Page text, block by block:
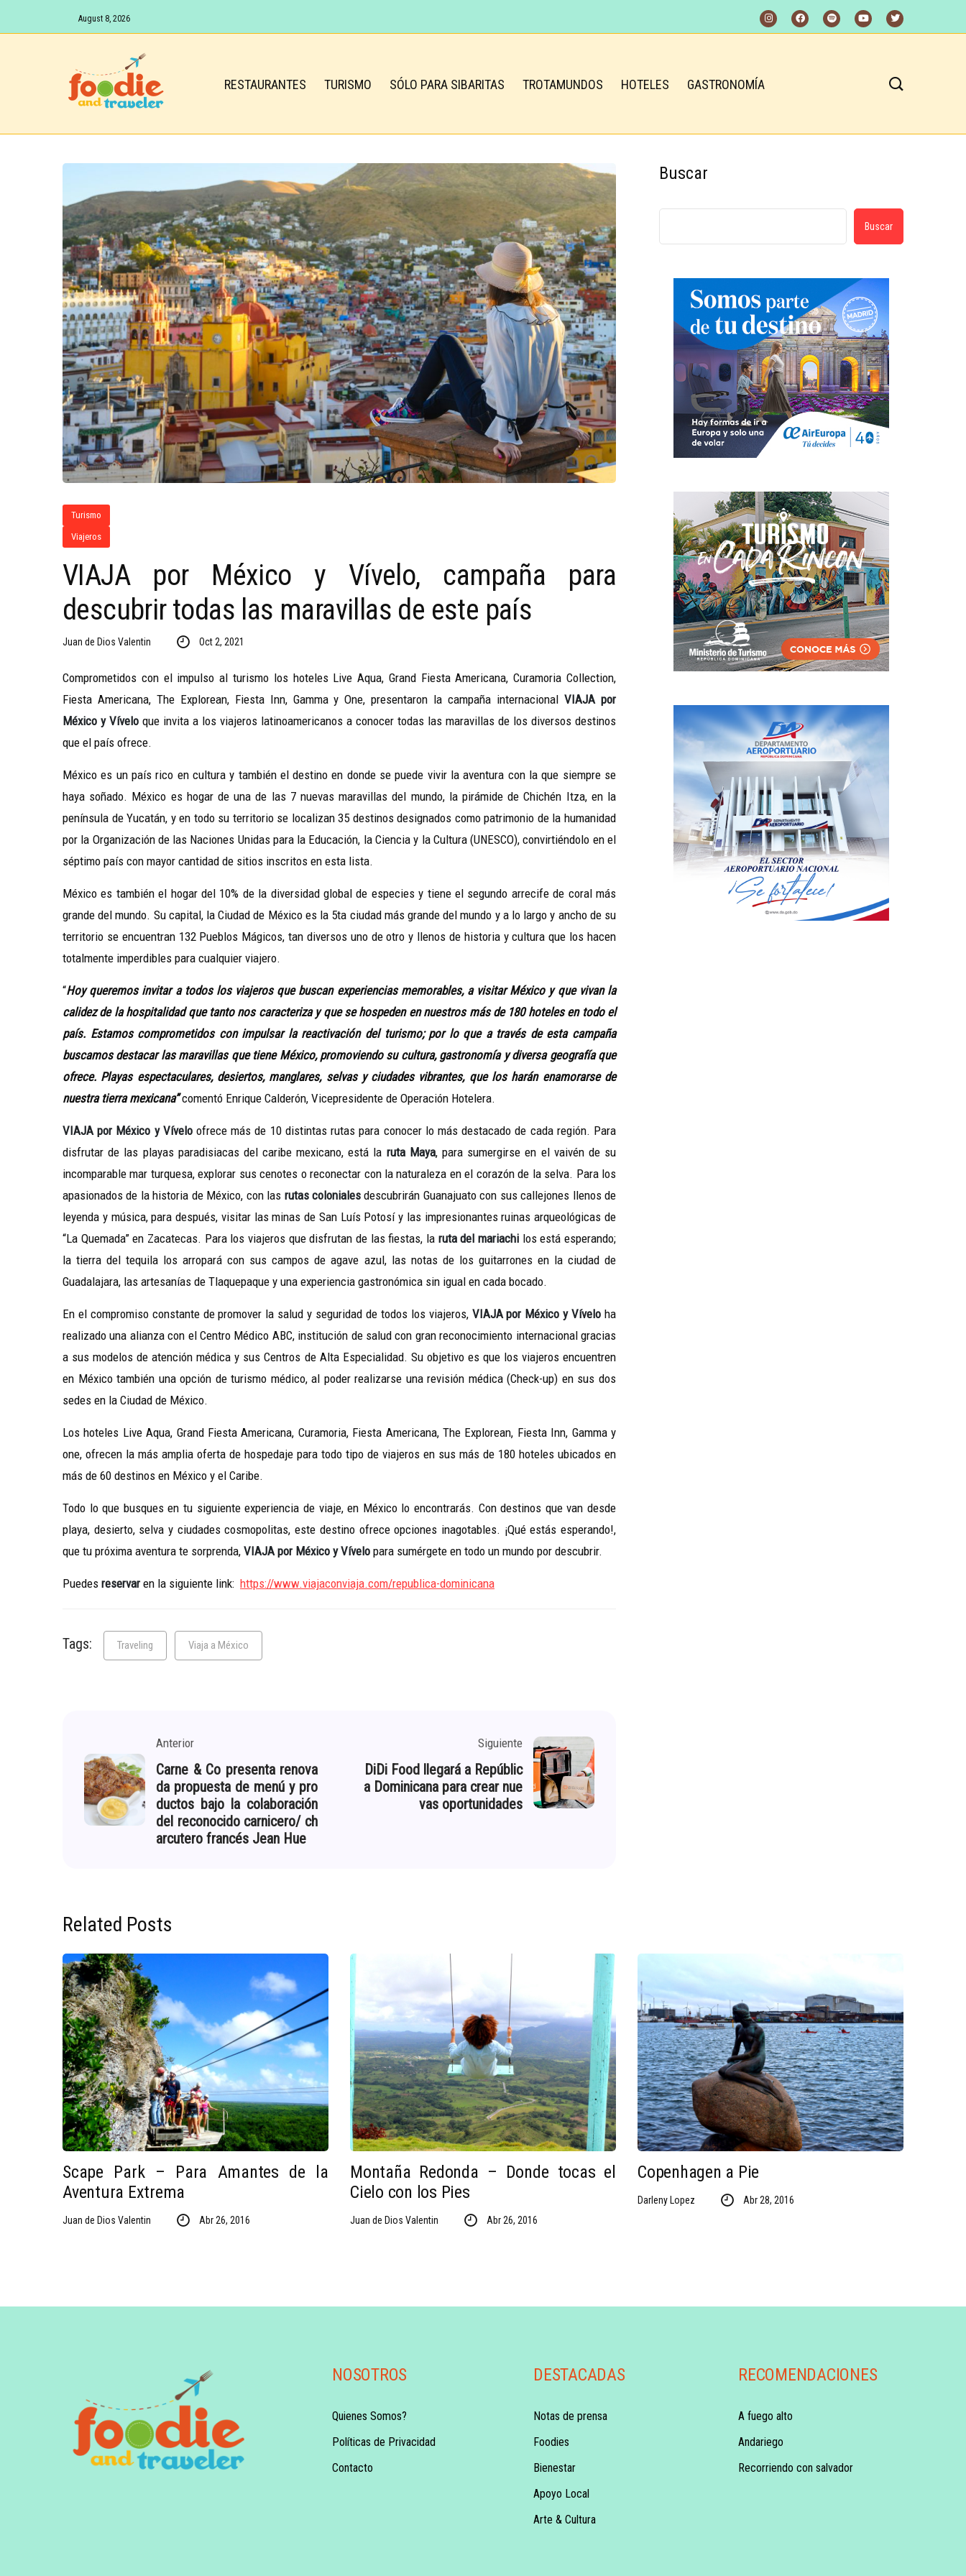
August 8, 2026
RESTAURANTES TURISMO SÓLO PARA SIBARITAS TROTAMUNDOS HOTELES GASTRONOMÍA
Turismo
Viajeros
VIAJA por México y Vívelo, campaña para
descubrir todas las maravillas de este país
Juan de Dios Valentin Oct 2, 2021
Comprometidos con el impulso al turismo los hoteles Live Aqua, Grand Fiesta Americana, Curamoria Collection,
Fiesta Americana, The Explorean, Fiesta Inn, Gamma y One, presentaron la campaña internacionalVIAJA por
México y Vívelo que invita a los viajeros latinoamericanos a conocer todas las maravillas de los diversos destinos
que el país ofrece.
México es un país rico en cultura y también el destino en donde se puede vivir la aventura con la que siempre se
haya soñado. México es hogar de una de las 7 nuevas maravillas del mundo, la pirámide de Chichén Itza, en la
península de Yucatán, y en todo su territorio se localizan 35 destinos designados como patrimonio de la humanidad
por la Organización de las Naciones Unidas para la Educación, la Ciencia y la Cultura (UNESCO), convirtiéndolo en el
séptimo país con mayor cantidad de sitios inscritos en esta lista.
México es también el hogar del 10% de la diversidad global de especies y tiene el segundo arrecife de coral más
grande del mundo. Su capital, la Ciudad de México es la 5ta ciudad más grande del mundo y a lo largo y ancho de su
territorio se encuentran 132 Pueblos Mágicos, tan diversos uno de otro y llenos de historia y cultura que los hacen
totalmente imperdibles para cualquier viajero.
“Hoy queremos invitar a todos los viajeros que buscan experiencias memorables, a visitar México y que vivan la
calidez de la hospitalidad que tanto nos caracteriza y que se hospeden en nuestros más de 180 hoteles en todo el
país. Estamos comprometidos con impulsar la reactivación del turismo; por lo que a través de esta campaña
buscamos destacar las maravillas que tiene México, promoviendo su cultura, gastronomía y diversa geografía que
ofrece. Playas espectaculares, desiertos, manglares, selvas y ciudades vibrantes, que los harán enamorarse de
nuestra tierra mexicana”comentó Enrique Calderón, Vicepresidente de Operación Hotelera.
VIAJA por México y Víveloofrece más de 10 distintas rutas para conocer lo más destacado de cada región. Para
disfrutar de las playas paradisiacas del caribe mexicano, está la ruta Maya, para sumergirse en el vaivén de su
incomparable mar turquesa, explorar sus cenotes o reconectar con la naturaleza en el corazón de la selva. Para los
apasionados de la historia de México, con las rutas colonialesdescubrirán Guanajuato con sus callejones llenos de
leyenda y música, para después, visitar las minas de San Luís Potosí y las impresionantes ruinas arqueológicas de
“La Quemada” en Zacatecas. Para los viajeros que disfrutan de las fiestas, la ruta del mariachi los está esperando;
la tierra del tequila los arropará con sus campos de agave azul, las notas de los guitarrones en la ciudad de
Guadalajara, las artesanías de Tlaquepaque y una experiencia gastronómica sin igual en cada bocado.
En el compromiso constante de promover la salud y seguridad de todos los viajeros, VIAJA por México y Vívelo ha
realizado una alianza con el Centro Médico ABC, institución de salud con gran reconocimiento internacional gracias
a sus modelos de atención médica y sus Centros de Alta Especialidad. Su objetivo es que los viajeros encuentren
en México también una opción de turismo médico, al poder realizarse una revisión médica (Check-up) en sus dos
sedes en la Ciudad de México.
Los hoteles Live Aqua, Grand Fiesta Americana, Curamoria, Fiesta Americana, The Explorean, Fiesta Inn, Gamma y
one, ofrecen la más amplia oferta de hospedaje para todo tipo de viajeros en sus más de 180 hoteles ubicados en
más de 60 destinos en México y el Caribe.
Todo lo que busques en tu siguiente experiencia de viaje, en México lo encontrarás. Con destinos que van desde
playa, desierto, selva y ciudades cosmopolitas, este destino ofrece opciones inagotables. ¡Qué estás esperando!,
que tu próxima aventura te sorprenda, VIAJA por México y Vívelo para sumérgete en todo un mundo por descubrir.
Puedes reservar en la siguiente link: https://www.viajaconviaja.com/republica-dominicana
Tags: Traveling Viaja a México
Anterior
Carne & Co presenta renova
da propuesta de menú y pro
ductos bajo la colaboración
del reconocido carnicero/ ch
arcutero francés Jean Hue
Siguiente
DiDi Food llegará a Repúblic
a Dominicana para crear nue
vas oportunidades
Buscar
Buscar
Related Posts
Scape Park – Para Amantes de la
Aventura Extrema
Juan de Dios Valentin Abr 26, 2016
Montaña Redonda – Donde tocas el
Cielo con los Pies
Juan de Dios Valentin Abr 26, 2016
Copenhagen a Pie
Darleny Lopez Abr 28, 2016
NOSOTROS
Quienes Somos?
Políticas de Privacidad
Contacto
DESTACADAS
Notas de prensa
Foodies
Bienestar
Apoyo Local
Arte & Cultura
RECOMENDACIONES
A fuego alto
Andariego
Recorriendo con salvador